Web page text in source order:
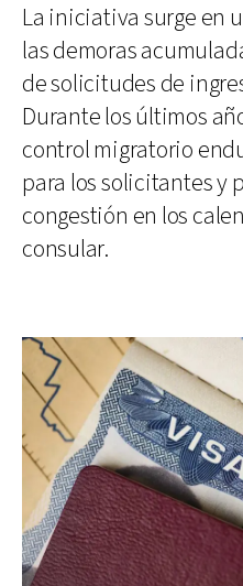
La iniciativa surge en
las demoras
de solicitudes de
Durante los últimos
control migratorio
para los solicitantes y
congestión en los
consular.